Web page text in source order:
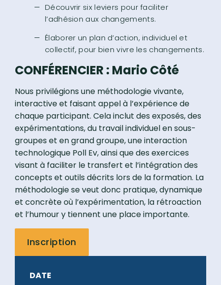
DATE
Découvrir six leviers pour faciliter
l’adhésion aux changements.
Élaborer un plan d’action, individuel et
collectif, pour bien vivre les changements.
CONFÉRENCIER : Mario Côté
Nous privilégions une méthodologie vivante,
interactive et faisant appel à l’expérience de
chaque participant. Cela inclut des exposés, des
expérimentations, du travail individuel en sous-
groupes et en grand groupe, une interaction
technologique Poll Ev, ainsi que des exercices
visant à faciliter le transfert et l’intégration des
concepts et outils décrits lors de la formation. La
méthodologie se veut donc pratique, dynamique
et concrète où l’expérimentation, la rétroaction
et l’humour y tiennent une place importante.
Inscription